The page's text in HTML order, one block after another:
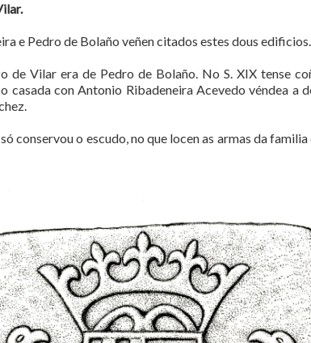
e Pedro de Bolaño veñen citados estes dous edificios.
de Vilar era de Pedro de Bolaño. No S. XIX tense
con Antonio Ribadeneira Acevedo véndea a
conservou o escudo, no que locen as armas da